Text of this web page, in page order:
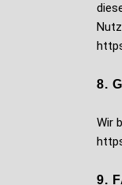
8.
Wir
9.